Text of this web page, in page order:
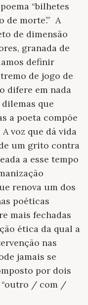
“bilhetes
de morte’.” A
de dimensão
granada de
definir
de jogo de
difere em nada
dilemas que
a poeta compõe
voz que dá vida
um grito contra
a esse tempo
renova um dos
poéticas
mais fechadas
ética da qual a
nas
jamais se
por dois
“outro / com /